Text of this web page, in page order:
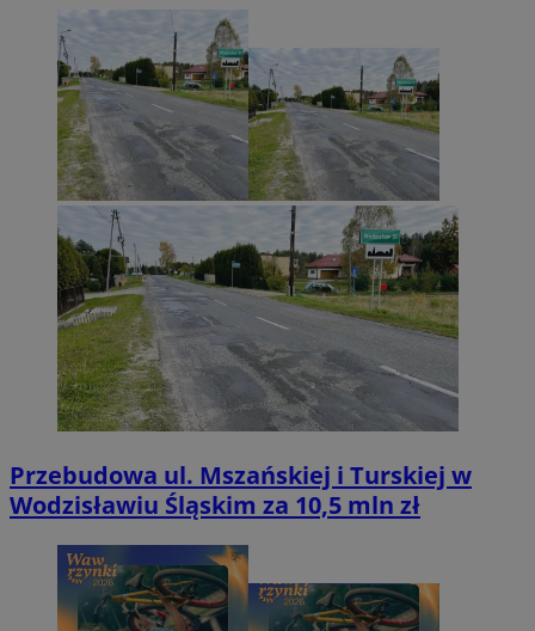
Przebudowa ul. Mszańskiej i Turskiej w
Wodzisławiu Śląskim za 10,5 mln zł